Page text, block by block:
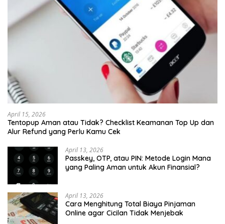
April 15, 2026
Tentopup Aman atau Tidak? Checklist Keamanan Top Up dan
Alur Refund yang Perlu Kamu Cek
April 13, 2026
Passkey, OTP, atau PIN: Metode Login Mana
yang Paling Aman untuk Akun Finansial?
April 13, 2026
Cara Menghitung Total Biaya Pinjaman
Online agar Cicilan Tidak Menjebak